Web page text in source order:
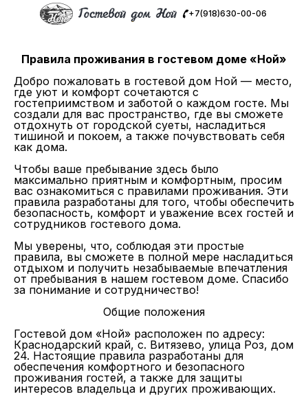
+7(918)630-00-06
Правила проживания в гостевом доме «Ной»
Добро пожаловать в гостевой дом Ной — место,
где уют и комфорт сочетаются с
гостеприимством и заботой о каждом госте. Мы
создали для вас пространство, где вы сможете
отдохнуть от городской суеты, насладиться
тишиной и покоем, а также почувствовать себя
как дома.
Чтобы ваше пребывание здесь было
максимально приятным и комфортным, просим
вас ознакомиться с правилами проживания. Эти
правила разработаны для того, чтобы обеспечить
безопасность, комфорт и уважение всех гостей и
сотрудников гостевого дома.
Мы уверены, что, соблюдая эти простые
правила, вы сможете в полной мере насладиться
отдыхом и получить незабываемые впечатления
от пребывания в нашем гостевом доме. Спасибо
за понимание и сотрудничество!
Общие положения
Гостевой дом «Ной» расположен по адресу:
Краснодарский край, с. Витязево, улица Роз, дом
24. Настоящие правила разработаны для
обеспечения комфортного и безопасного
проживания гостей, а также для защиты
интересов владельца и других проживающих.